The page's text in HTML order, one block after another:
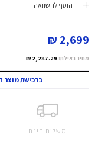
הוסף להשוואה
2,699 ₪
מחיר באילת: 2,287.29 ₪
ברכישת מוצר זה תוכלו
משלוח חינם